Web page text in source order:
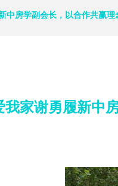
中房学副会长，以合作共赢理
我家谢勇履新中